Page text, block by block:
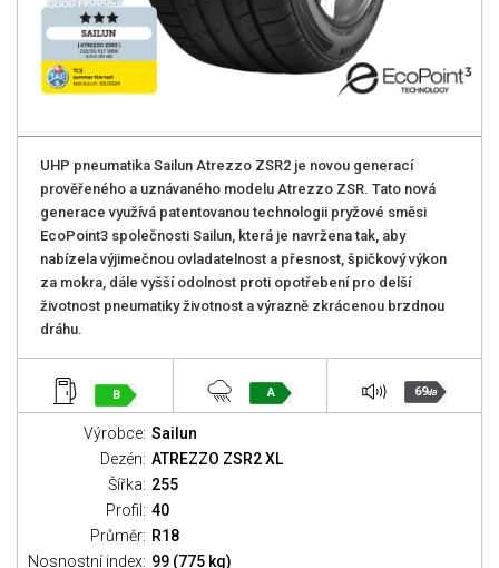
UHP pneumatika Sailun Atrezzo ZSR2 je novou generací
prověřeného a uznávaného modelu Atrezzo ZSR. Tato nová
generace využívá patentovanou technologii pryžové směsi
EcoPoint3 společnosti Sailun, která je navržena tak, aby
nabízela výjimečnou ovladatelnost a přesnost, špičkový výkon
za mokra, dále vyšší odolnost proti opotřebení pro delší
životnost pneumatiky životnost a výrazně zkrácenou brzdnou
dráhu.
B A 69dB
Výrobce: Sailun
Dezén: ATREZZO ZSR2 XL
Šířka: 255
Profil: 40
Průměr: R18
Nosnostní index: 99 (775 kg)